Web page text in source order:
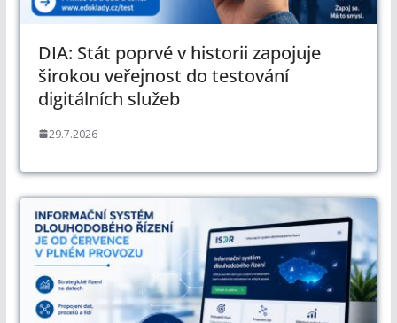
DIA: Stát poprvé v historii zapojuje
širokou veřejnost do testování
digitálních služeb
29.7.2026